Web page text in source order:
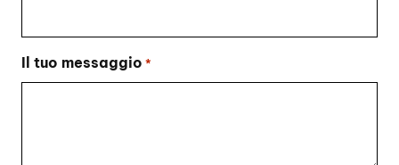
Il tuo messaggio *